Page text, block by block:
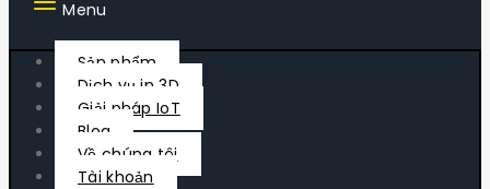
Menu
Sản phẩm
Dịch vụ in 3D
Giải pháp IoT
Blog
Về chúng tôi
Tài khoản